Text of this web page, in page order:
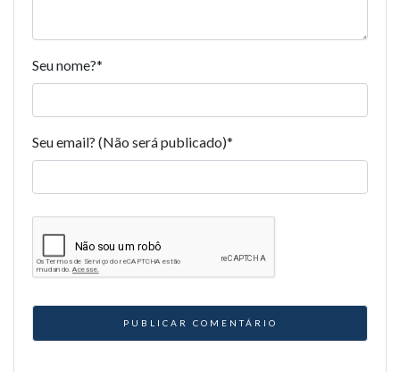
Seu nome?*
Seu email? (Não será publicado)*